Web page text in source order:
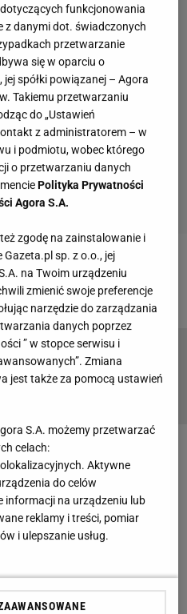
za darmo, to
dla Argentyńczyka
(35 mln euro za
przez co teoretycznie
funkcjonowania
z danymi dot. świadczonych
przetwarzanie
się w oparciu o
spółki powiązanej – Agora
Takiemu przetwarzaniu
do „Ustawień
z administratorem – w
i podmiotu, wobec którego
o przetwarzaniu danych
Polityka Prywatności
Agora S.A.
zgodę na zainstalowanie i
sp. z o.o., jej
na Twoim urządzeniu
zmienić swoje preferencje
narzędzie do zarządzania
danych poprzez
” w stopce serwisu i
Zmiana
jest także za pomocą ustawień
S.A. możemy przetwarzać
celach:
Aktywne
do celów
informacji na urządzeniu lub
reklamy i treści, pomiar
i ulepszanie usług.